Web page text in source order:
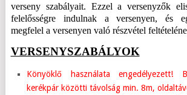
verseny szabályait. Ezzel a versenyzők
felelősségre indulnak a versenyen, és
megfelel a versenyen való részvétel
VERSENYSZABÁLYOK
Könyöklő használata engedélyezett!
kerékpár közötti távolság min. 8m,